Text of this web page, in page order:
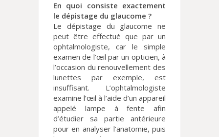
En quoi consiste exactement
le dépistage du glaucome ?
Le dépistage du glaucome ne
peut être effectué que par un
ophtalmologiste, car le simple
examen de l’œil par un opticien, à
l’occasion du renouvellement des
lunettes par exemple, est
insuffisant. L’ophtalmologiste
examine l’œil à l’aide d’un appareil
appelé lampe à fente afin
d’étudier sa partie antérieure
pour en analyser l’anatomie, puis